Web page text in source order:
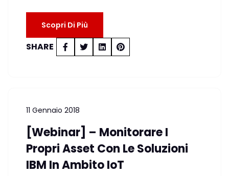
Scopri Di Più
SHARE
11 Gennaio 2018
[Webinar] – Monitorare I
Propri Asset Con Le Soluzioni
IBM In Ambito IoT